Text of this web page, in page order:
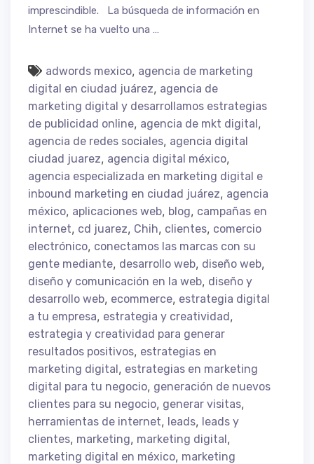
imprescindible. La búsqueda de información en
Internet se ha vuelto una …
adwords mexico, agencia de marketing
digital en ciudad juárez, agencia de
marketing digital y desarrollamos estrategias
de publicidad online, agencia de mkt digital,
agencia de redes sociales, agencia digital
ciudad juarez, agencia digital méxico,
agencia especializada en marketing digital e
inbound marketing en ciudad juárez, agencia
méxico, aplicaciones web, blog, campañas en
internet, cd juarez, Chih, clientes, comercio
electrónico, conectamos las marcas con su
gente mediante, desarrollo web, diseño web,
diseño y comunicación en la web, diseño y
desarrollo web, ecommerce, estrategia digital
a tu empresa, estrategia y creatividad,
estrategia y creatividad para generar
resultados positivos, estrategias en
marketing digital, estrategias en marketing
digital para tu negocio, generación de nuevos
clientes para su negocio, generar visitas,
herramientas de internet, leads, leads y
clientes, marketing, marketing digital,
marketing digital en méxico, marketing